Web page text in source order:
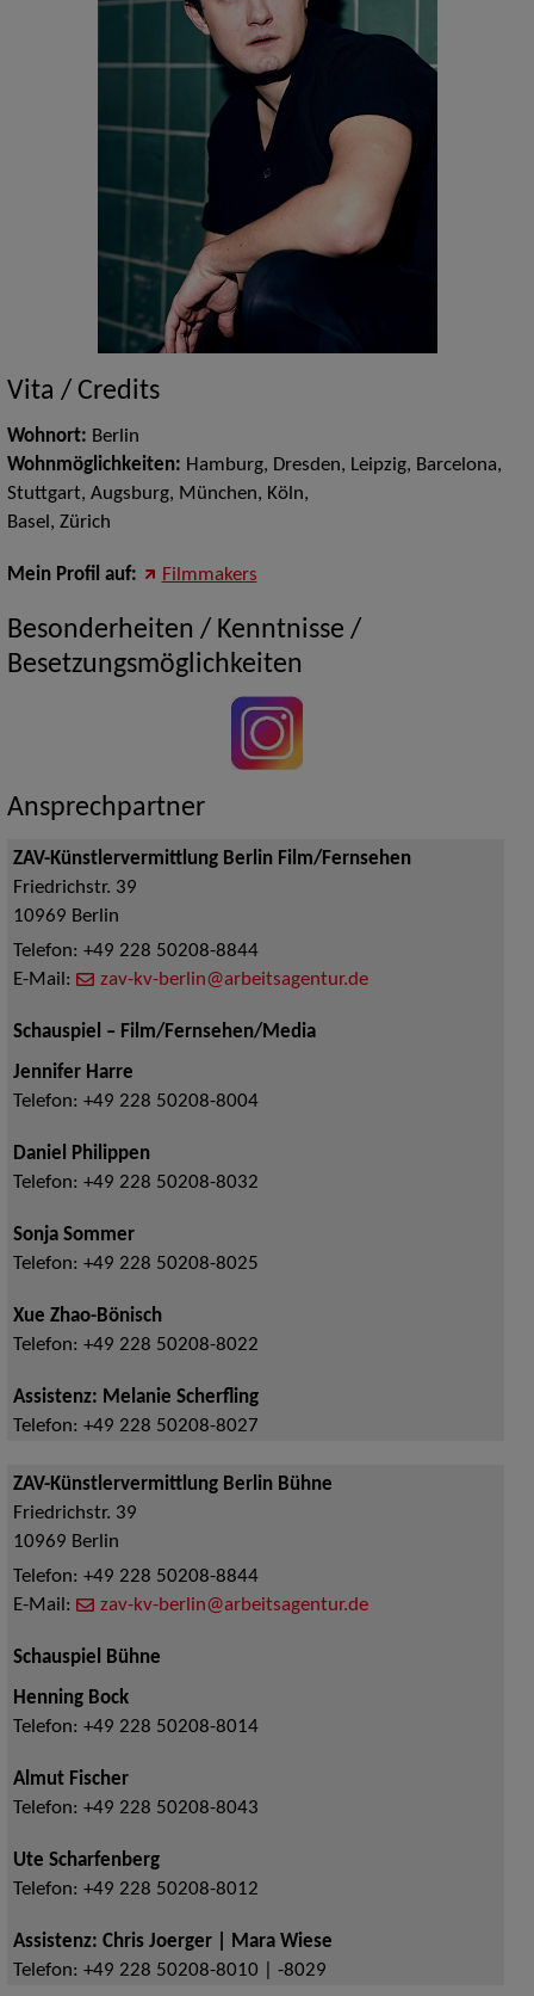
Vita / Credits
Wohnort: Berlin
Wohnmöglichkeiten: Hamburg, Dresden, Leipzig, Barcelona,
Stuttgart, Augsburg, München, Köln,
Basel, Zürich
Mein Profil auf: Filmmakers
Besonderheiten / Kenntnisse /
Besetzungsmöglichkeiten
Ansprechpartner
ZAV-Künstlervermittlung Berlin Film/Fernsehen
Friedrichstr. 39
10969 Berlin
Telefon: +49 228 50208-8844
E-Mail:
zav-kv-berlin@arbeitsagentur.de
Schauspiel – Film/Fernsehen/Media
Jennifer Harre
Telefon: +49 228 50208-8004
Daniel Philippen
Telefon: +49 228 50208-8032
Sonja Sommer
Telefon: +49 228 50208-8025
Xue Zhao-Bönisch
Telefon: +49 228 50208-8022
Assistenz: Melanie Scherfling
Telefon: +49 228 50208-8027
ZAV-Künstlervermittlung Berlin Bühne
Friedrichstr. 39
10969 Berlin
Telefon: +49 228 50208-8844
E-Mail:
zav-kv-berlin@arbeitsagentur.de
Schauspiel Bühne
Henning Bock
Telefon: +49 228 50208-8014
Almut Fischer
Telefon: +49 228 50208-8043
Ute Scharfenberg
Telefon: +49 228 50208-8012
Assistenz: Chris Joerger | Mara Wiese
Telefon: +49 228 50208-8010 | -8029